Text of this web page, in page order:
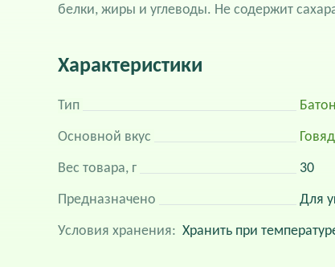
белки, жиры и углеводы. Не содержит
Характеристики
Тип
Основной вкус
Вес товара, г 30
Предназначено Для
Условия хранения: Хранить при